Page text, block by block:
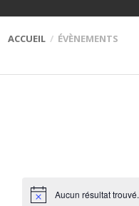
ACCUEIL ÉVÈNEMENTS
Notice Aucun résultat trouvé.